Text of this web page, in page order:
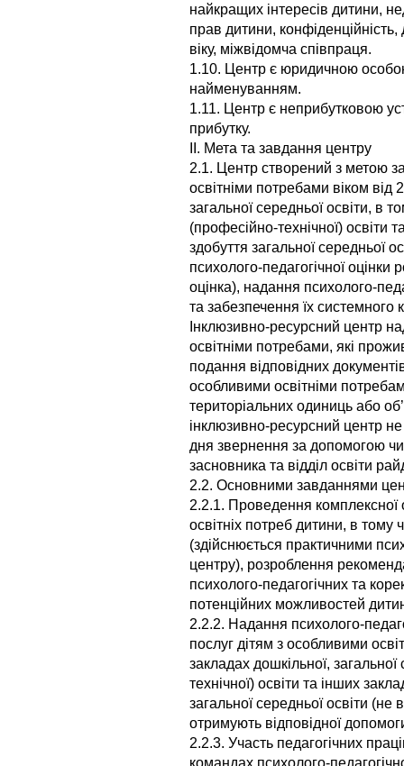
найкращих інтересів дитини,
прав дитини, конфіденційність,
віку, міжвідомча співпраця.
1.10. Центр є юридичною
найменуванням.
1.11. Центр є неприбутковою
прибутку.
ІІ. Мета та завдання центру
2.1. Центр створений з метою
освітніми потребами віком від
загальної середньої освіти, в
(професійно-технічної) освіти
здобуття загальної середньої
психолого-педагогічної
оцінка), надання психолого-
та забезпечення їх системного
Інклюзивно-ресурсний центр
освітніми потребами, які
подання відповідних
особливими освітніми
територіальних одиниць або
інклюзивно-ресурсний центр
дня звернення за допомогою
засновника та відділ освіти
2.2. Основними завданнями
2.2.1. Проведення комплексної
освітніх потреб дитини, в тому
(здійснюється практичними
центру), розроблення
психолого-педагогічних та
потенційних можливостей
2.2.2. Надання психолого-
послуг дітям з особливими
закладах дошкільної,
технічної) освіти та інших
загальної середньої освіти (не
отримують відповідної
2.2.3. Участь педагогічних
командах психолого-